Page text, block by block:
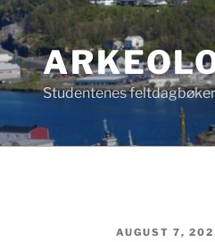
Studentenes
PUBLISERT
AUGUST 7,